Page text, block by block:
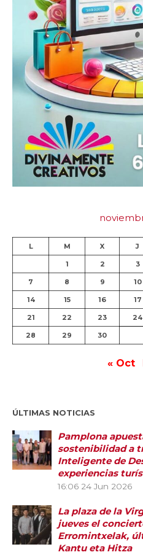
L M X J
1 2 3
7 8 9 10
14 15 16 17
21 22 23 24
28 29 30
« Oct
ÚLTIMAS NOTICIAS
Pamplona
sostenibilidad a
Inteligente de
experiencias
16:06 24 Jun 2026
La plaza de la
jueves el
Erromintxelak,
Kantu eta Hitza